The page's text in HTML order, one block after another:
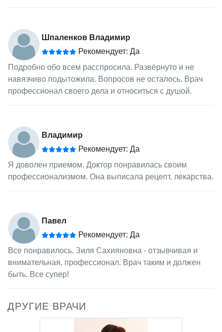
Шпаленков Владимир
Рекомендует: Да
Подробно обо всем расспросила. Развёрнуто и не
навязчиво подытожила. Вопросов не осталось. Врач
профессионал своего дела и относиться с душой.
Владимир
Рекомендует: Да
Я доволен приемом. Доктор понравилась своим
профессионализмом. Она выписала рецепт, лекарства.
Павел
Рекомендует: Да
Все понравилось. Зиля Сахияновна - отзывчивая и
внимательная, профессионал. Врач таким и должен
быть. Все супер!
ДРУГИЕ ВРАЧИ